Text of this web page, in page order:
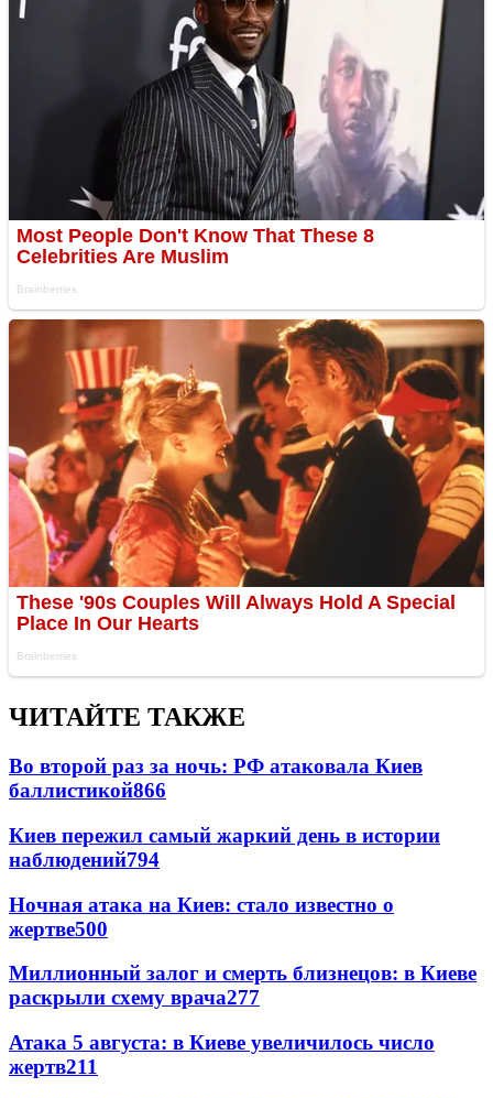
ЧИТАЙТЕ ТАКЖЕ
Во второй раз за ночь: РФ атаковала Киев
баллистикой866
Киев пережил самый жаркий день в истории
наблюдений794
Ночная атака на Киев: стало известно о
жертве500
Миллионный залог и смерть близнецов: в Киеве
раскрыли схему врача277
Атака 5 августа: в Киеве увеличилось число
жертв211